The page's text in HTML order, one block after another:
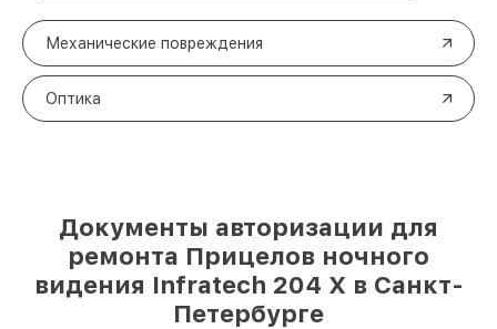
Механические повреждения
Оптика
Документы авторизации для
ремонта Прицелов ночного
видения Infratech 204 Х в Санкт-
Петербурге